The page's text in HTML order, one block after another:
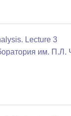
Lecture 3
им.